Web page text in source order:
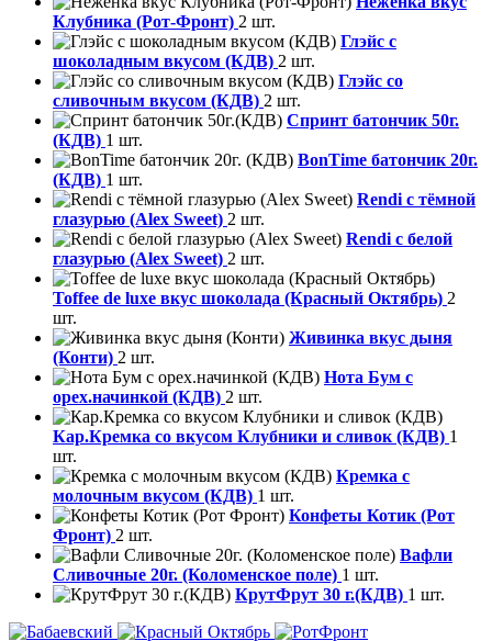
Клубника (Рот-Фронт) 2 шт.
Глэйс с
шоколадным вкусом (КДВ) 2 шт.
Глэйс со
сливочным вкусом (КДВ) 2 шт.
Спринт батончик 50г.
(КДВ) 1 шт.
BonTime батончик 20г.
(КДВ) 1 шт.
Rendi с тёмной
глазурью (Alex Sweet) 2 шт.
Rendi с белой
глазурью (Alex Sweet) 2 шт.
Toffee de luxe вкус шоколада (Красный Октябрь) 2
шт.
Живинка вкус дыня
(Конти) 2 шт.
Нота Бум с
орех.начинкой (КДВ) 2 шт.
Кар.Кремка со вкусом Клубники и сливок (КДВ) 1
шт.
Кремка с
молочным вкусом (КДВ) 1 шт.
Конфеты Котик (Рот
Фронт) 2 шт.
Вафли
Сливочные 20г. (Коломенское поле) 1 шт.
КрутФрут 30 г.(КДВ) 1 шт.